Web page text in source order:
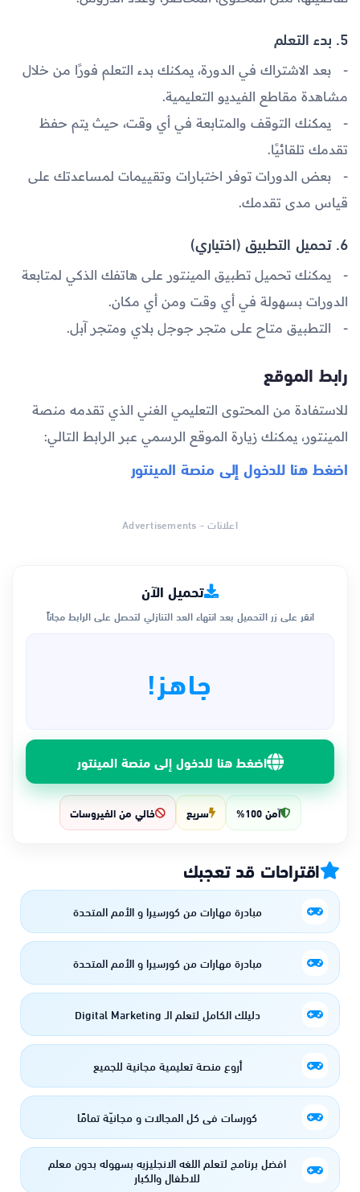
5. بدء التعلم
بعد الاشتراك في الدورة، يمكنك بدء التعلم فورًا من خلال
مشاهدة مقاطع الفيديو التعليمية.
يمكنك التوقف والمتابعة في أي وقت، حيث يتم حفظ
تقدمك تلقائيًا.
بعض الدورات توفر اختبارات وتقييمات لمساعدتك على
قياس مدى تقدمك.
6. تحميل التطبيق (اختياري)
يمكنك تحميل تطبيق المينتور على هاتفك الذكي لمتابعة
الدورات بسهولة في أي وقت ومن أي مكان.
التطبيق متاح على متجر جوجل بلاي ومتجر آبل.
رابط الموقع
للاستفادة من المحتوى التعليمي الغني الذي تقدمه منصة
المينتور، يمكنك زيارة الموقع الرسمي عبر الرابط التالي:
اضغط هنا للدخول إلى منصة المينتور
اعلانات - Advertisements
تحميل الآن
انقر على زر التحميل بعد انتهاء العد التنازلي لتحصل على الرابط مجاناً
جاهز!
اضغط هنا للدخول إلى منصة المينتور
آمن 100% سريع خالي من الفيروسات
اقتراحات قد تعجبك
مبادرة مهارات من كورسيرا و الأمم المتحدة
مبادرة مهارات من كورسيرا و الأمم المتحدة
دليلك الكامل لتعلم الـ Digital Marketing
أروع منصة تعليمية مجانية للجميع
كورسات في كل المجالات و مجانيّة تمامًا
افضل برنامج لتعلم اللغه الانجليزيه بسهوله بدون معلم
للاطفال والكبار